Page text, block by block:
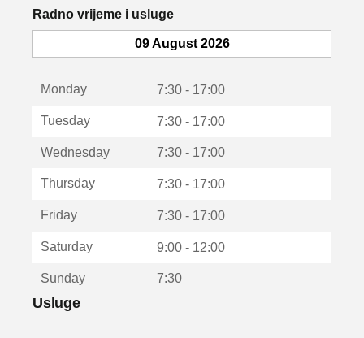
k
o
u
Radno vrijeme i usluge
09 August 2026
Monday 7:30 - 17:00
Tuesday 7:30 - 17:00
Wednesday 7:30 - 17:00
Thursday 7:30 - 17:00
Friday 7:30 - 17:00
Saturday 9:00 - 12:00
Sunday 7:30
Usluge